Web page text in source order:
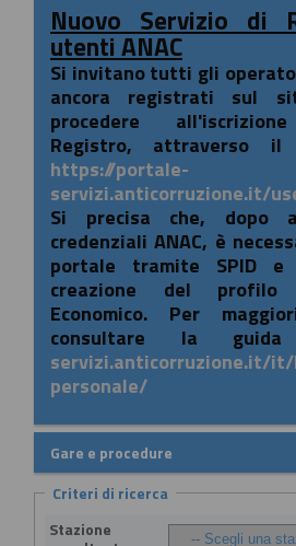
Nuovo Servizio di
utenti ANAC
Si invitano tutti gli
ancora registrati sul
procedere
Registro, attraverso il
https://portale-
servizi.anticorruzione.it/
Si precisa che, dopo
credenziali ANAC, è
portale tramite SPID e
creazione del profilo
Economico. Per
consultare la
servizi.anticorruzione.it/
personale/
Gare e procedure
Criteri di ricerca
Stazione